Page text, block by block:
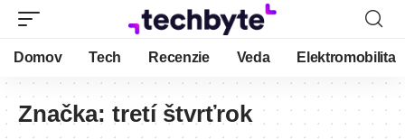
Domov Tech Recenzie Veda Elektromobilita
Značka: tretí štvrťrok